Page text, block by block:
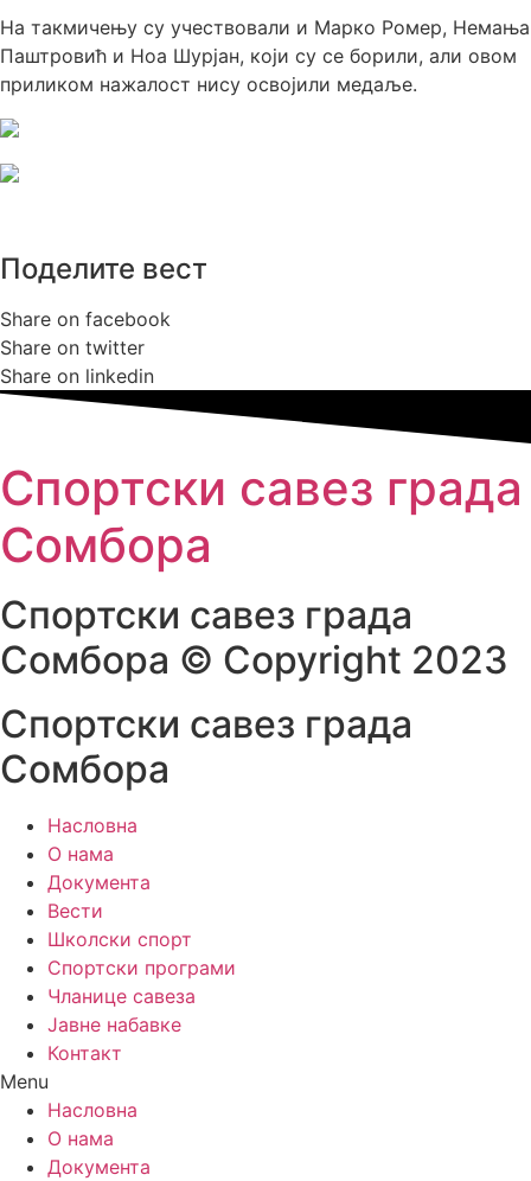
На такмичењу су учествовали и Марко Ромер, Немања
Паштровић и Ноа Шурјан, који су се борили, али овом
приликом нажалост нису освојили медаље.
Поделите вест
Share on facebook
Share on twitter
Share on linkedin
Спортски савез града
Сомбора​
Спортски савез града
Сомбора​ © Copyright 2023
Спортски савез града
Сомбора
Насловна
О нама
Документа
Вести
Школски спорт
Спортски програми
Чланице савеза
Јавне набавке
Контакт
Menu
Насловна
О нама
Документа